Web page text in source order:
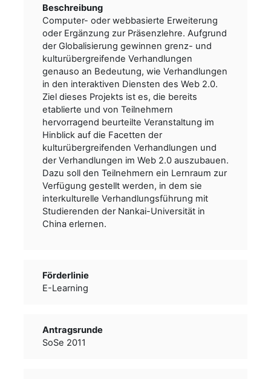
Beschreibung
Computer- oder webbasierte Erweiterung
oder Ergänzung zur Präsenzlehre. Aufgrund
der Globalisierung gewinnen grenz- und
kulturübergreifende Verhandlungen
genauso an Bedeutung, wie Verhandlungen
in den interaktiven Diensten des Web 2.0.
Ziel dieses Projekts ist es, die bereits
etablierte und von Teilnehmern
hervorragend beurteilte Veranstaltung im
Hinblick auf die Facetten der
kulturübergreifenden Verhandlungen und
der Verhandlungen im Web 2.0 auszubauen.
Dazu soll den Teilnehmern ein Lernraum zur
Verfügung gestellt werden, in dem sie
interkulturelle Verhandlungsführung mit
Studierenden der Nankai-Universität in
China erlernen.
Förderlinie
E-Learning
Antragsrunde
SoSe 2011